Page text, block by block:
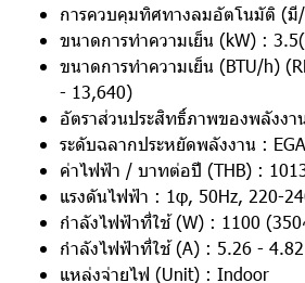
การควบคุมทิศทางลมอัตโนมัติ (
ขนาดการทำความเย็น (kW) :
ขนาดการทำความเย็น (BTU/h)
- 13,640)
อัตราส่วนประสิทธิ์ภาพของพลังง
ระดับฉลากประหยัดพลังงาน :
ค่าไฟฟ้า / บาทต่อปี (THB) :
แรงดันไฟฟ้า : 1φ, 50Hz, 220-
กำลังไฟฟ้าที่ใช้ (W) : 1100
กำลังไฟฟ้าที่ใช้ (A) : 5.26 - 4.82
แหล่งจ่ายไฟ (Unit) : Indoor